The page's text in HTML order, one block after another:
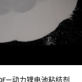
动力锂电池粘结剂